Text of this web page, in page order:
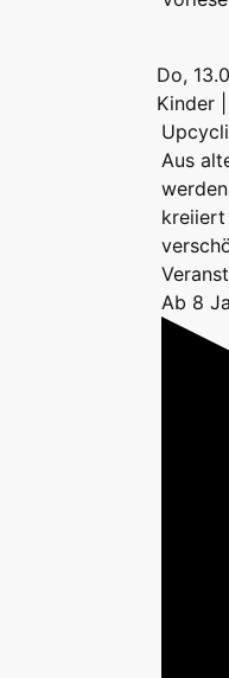
Do,
Kinder
Aus
kreiiert
Ab 8